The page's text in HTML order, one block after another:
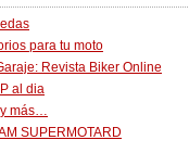
para tu moto
Revista Biker Online
al dia
y más…
SUPERMOTARD